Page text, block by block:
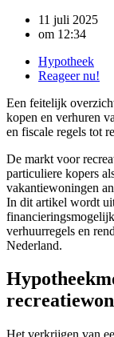
11 juli 2025
om 12:34
Hypotheek
Reageer nu!
Een feitelijk
kopen en verhuren
en fiscale regels tot
De markt voor
particuliere kopers
vakantiewoningen
In dit artikel wordt
verhuurregels en
Nederland.